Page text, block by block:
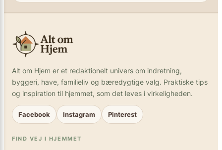
Alt om Hjem er et redaktionelt univers om indretning,
byggeri, have, familieliv og bæredygtige valg. Praktiske tips
og inspiration til hjemmet, som det leves i virkeligheden.
Facebook Instagram Pinterest
FIND VEJ I HJEMMET